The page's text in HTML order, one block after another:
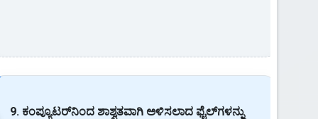
9. ಕಂಪ್ಯೂಟರ್‌ನಿಂದ ಶಾಶ್ವತವಾಗಿ ಅಳಿಸಲಾದ ಫೈಲ್‌ಗಳನ್ನು